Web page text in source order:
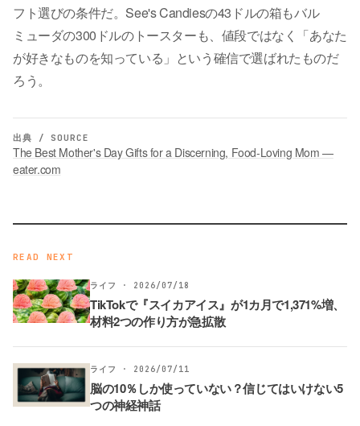
フト選びの条件だ。See's Candiesの43ドルの箱もバル
ミューダの300ドルのトースターも、値段ではなく「あなた
が好きなものを知っている」という確信で選ばれたものだ
ろう。
出典 / SOURCE
The Best Mother's Day Gifts for a Discerning, Food-Loving Mom —
eater.com
READ NEXT
ライフ · 2026/07/18
TikTokで『スイカアイス』が1カ月で1,371%増、
材料2つの作り方が急拡散
ライフ · 2026/07/11
脳の10％しか使っていない？信じてはいけない5
つの神経神話